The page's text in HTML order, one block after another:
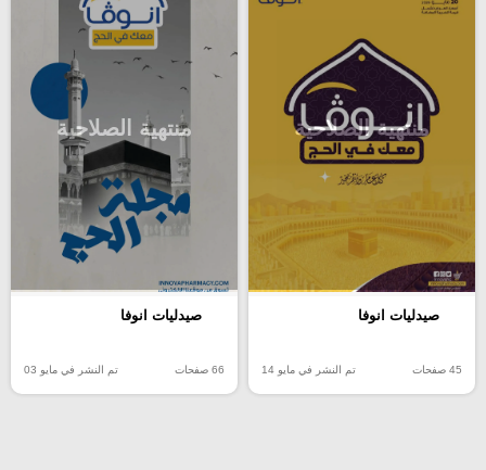
منتهية الصلاحية
صيدليات انوفا
45 صفحات تم النشر في مايو 14
منتهية الصلاحية
صيدليات انوفا
66 صفحات تم النشر في مايو 03